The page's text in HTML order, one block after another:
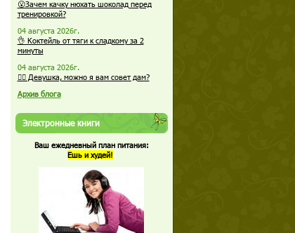
😮Зачем качку нюхать шоколад перед
тренировкой?
04 августа 2026г.
👌 Коктейль от тяги к сладкому за 2
минуты
04 августа 2026г.
🏋️‍♀️ Девушка, можно я вам совет дам?
Архив блога
Электронные книги
Ваш ежедневный план питания:
Ешь и худей!